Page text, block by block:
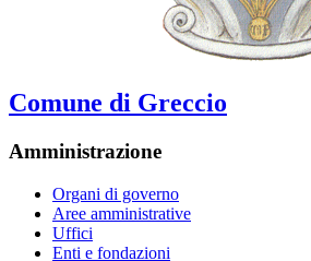
Comune di Greccio
Amministrazione
Organi di governo
Aree amministrative
Uffici
Enti e fondazioni